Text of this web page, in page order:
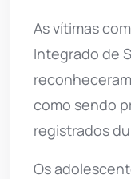
As vítimas
Integrado de
como sendo
registrados
Os